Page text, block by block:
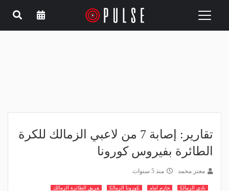
Toggle
تقارير: إصابة 7 من لاعبي الزمالك للكرة
الطائرة بفيروس كورونا
معتز محمد منذ 5 سنوات
نادي الزمالك حازم امام كورونا الزمالك فريق الطائرة الزمالك